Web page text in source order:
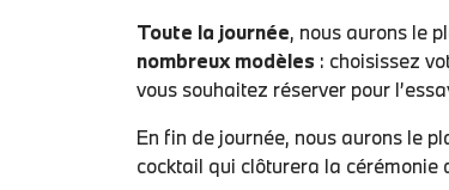
Toute la journée, nous aurons le
nombreux modèles : choisissez
vous souhaitez réserver pour
En fin de journée, nous aurons le
cocktail qui clôturera la cérémonie